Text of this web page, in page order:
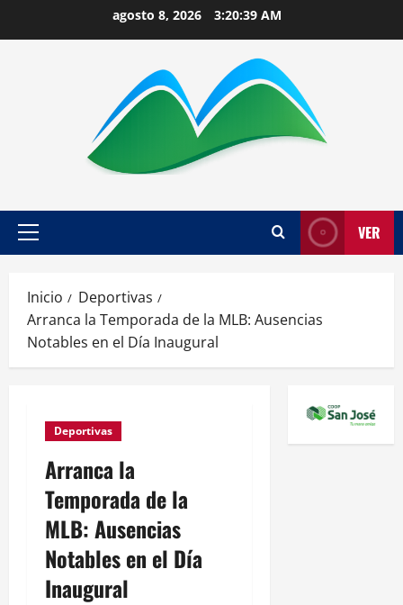
agosto 8, 2026 3:20:40 AM
Menú
VER
Inicio
Deportivas
Arranca la Temporada de la MLB: Ausencias
Notables en el Día Inaugural
Deportivas
Arranca la
Temporada de la
MLB: Ausencias
Notables en el Día
Inaugural